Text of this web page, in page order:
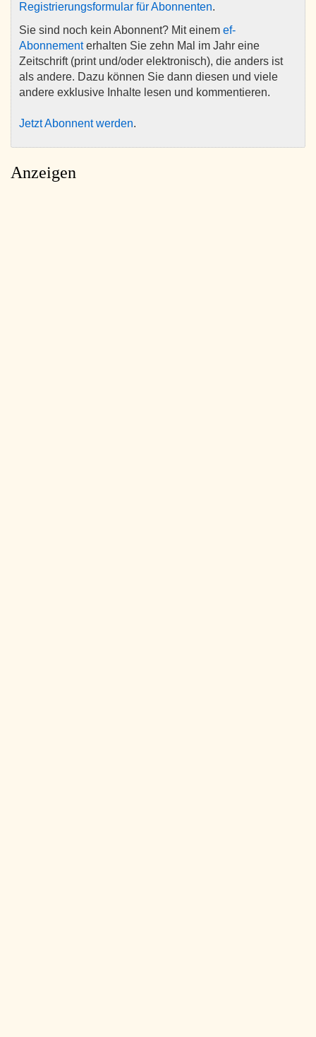
Registrierungsformular für Abonnenten.
Sie sind noch kein Abonnent? Mit einem ef-
Abonnementerhalten Sie zehn Mal im Jahr eine
Zeitschrift (print und/oder elektronisch), die anders ist
als andere. Dazu können Sie dann diesen und viele
andere exklusive Inhalte lesen und kommentieren.
Jetzt Abonnent werden.
Anzeigen